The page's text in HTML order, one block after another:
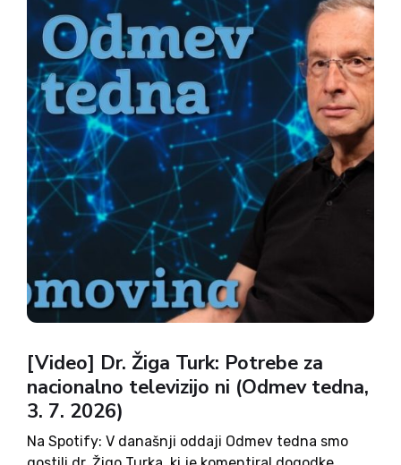
[Video] Dr. Žiga Turk: Potrebe za
nacionalno televizijo ni (Odmev tedna,
3. 7. 2026)
Na Spotify: V današnji oddaji Odmev tedna smo